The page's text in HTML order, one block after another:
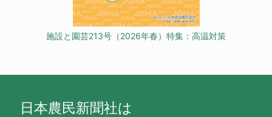
施設と園芸213号（2026年春）特集：高温対策
日本農民新聞社は